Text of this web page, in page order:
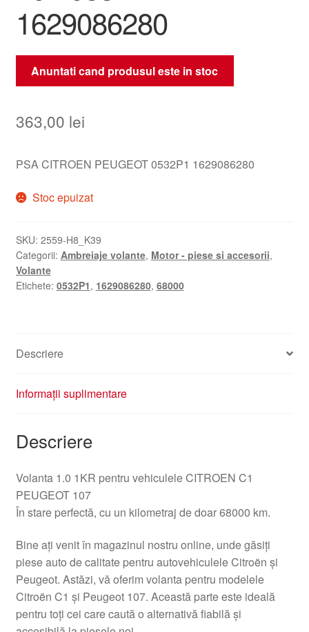
1629086280
Anuntati cand produsul este in stoc
363,00 lei
PSA CITROEN PEUGEOT 0532P1 1629086280
Stoc epuizat
SKU: 2559-H8_K39
Categorii: Ambreiaje volante, Motor - piese si accesorii,
Volante
Etichete: 0532P1, 1629086280, 68000
Descriere
Informații suplimentare
Descriere
Volanta 1.0 1KR pentru vehiculele CITROEN C1
PEUGEOT 107
În stare perfectă, cu un kilometraj de doar 68000 km.
Bine ați venit în magazinul nostru online, unde găsiți
piese auto de calitate pentru autovehiculele Citroën și
Peugeot. Astăzi, vă oferim volanta pentru modelele
Citroën C1 și Peugeot 107. Această parte este ideală
pentru toți cei care caută o alternativă fiabilă și